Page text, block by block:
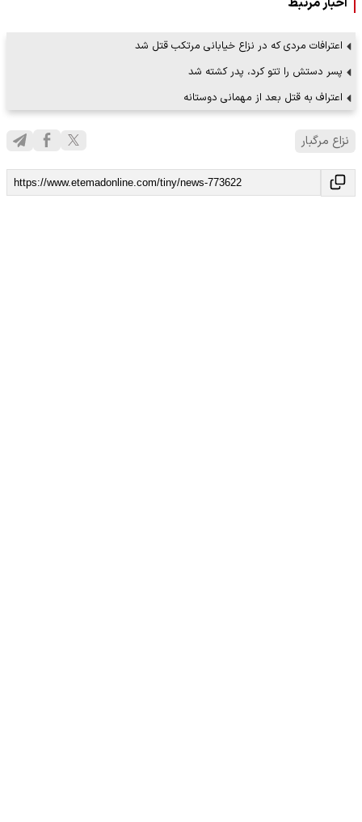
اعترافات مردی که در نزاع خیابانی مرتکب قتل شد
پسر دستش را تتو کرد، پدر کشته شد
اعتراف به قتل بعد از مهمانی دوستانه
نزاع مرگبار